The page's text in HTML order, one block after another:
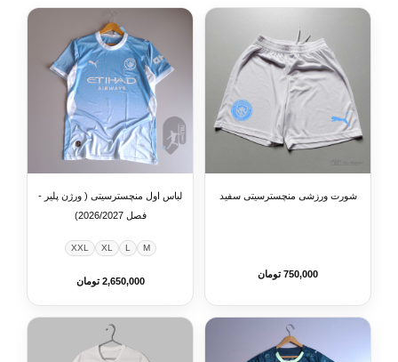
شورت ورزشی منچسترسیتی سفید
750,000 تومان
لباس اول منچسترسیتی ( ورژن پلیر -
فصل 2026/2027)
M
L
XL
XXL
2,650,000 تومان